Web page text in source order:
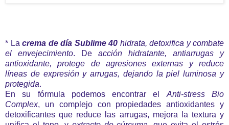
* La crema de día Sublime 40 hidrata, detoxifica y combate
el envejecimiento. De acción hidratante, antiarrugas y
antioxidante, protege de agresiones externas y reduce
líneas de expresión y arrugas, dejando la piel luminosa y
protegida.
En su fórmula podemos encontrar el Anti-stress Bio
Complex, un complejo con propiedades antioxidantes y
detoxificantes que reduce las arrugas, mejora la textura y